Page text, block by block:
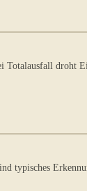
Totalausfall
typisches